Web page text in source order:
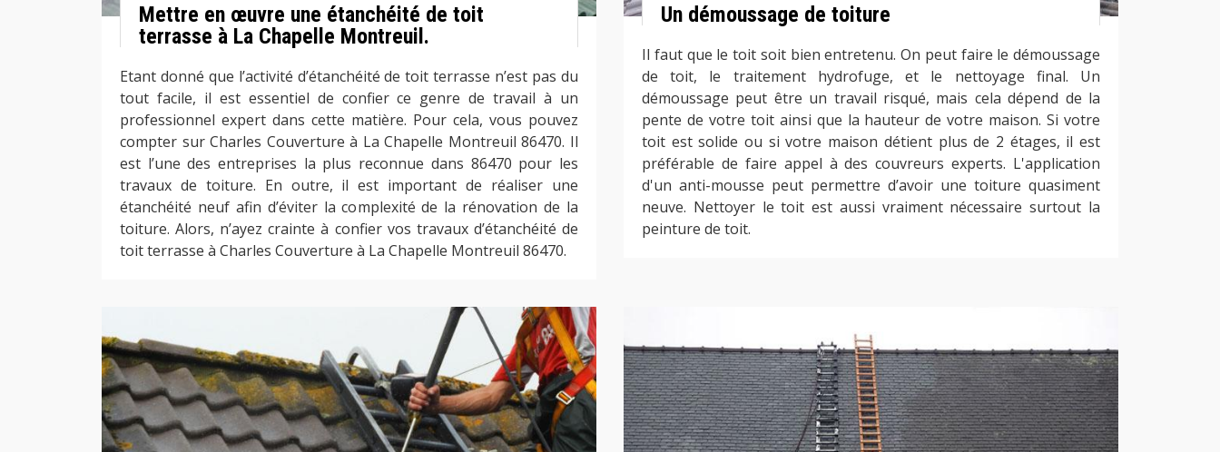
Mettre en œuvre une étanchéité de toit
terrasse à La Chapelle Montreuil.
Etant donné que l’activité d’étanchéité de toit terrasse n’est pas du
tout facile, il est essentiel de confier ce genre de travail à un
professionnel expert dans cette matière. Pour cela, vous pouvez
compter sur Charles Couverture à La Chapelle Montreuil 86470. Il
est l’une des entreprises la plus reconnue dans 86470 pour les
travaux de toiture. En outre, il est important de réaliser une
étanchéité neuf afin d’éviter la complexité de la rénovation de la
toiture. Alors, n’ayez crainte à confier vos travaux d’étanchéité de
toit terrasse à Charles Couverture à La Chapelle Montreuil 86470.
Un démoussage de toiture
Il faut que le toit soit bien entretenu. On peut faire le démoussage
de toit, le traitement hydrofuge, et le nettoyage final. Un
démoussage peut être un travail risqué, mais cela dépend de la
pente de votre toit ainsi que la hauteur de votre maison. Si votre
toit est solide ou si votre maison détient plus de 2 étages, il est
préférable de faire appel à des couvreurs experts. L'application
d'un anti-mousse peut permettre d’avoir une toiture quasiment
neuve. Nettoyer le toit est aussi vraiment nécessaire surtout la
peinture de toit.